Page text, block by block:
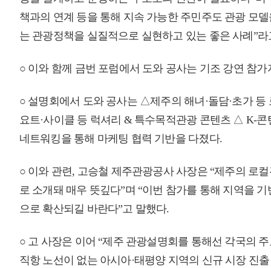
개인정보처리방침 영상정보처리기기 운영관리방침 이메일무단수집거부
제주관광공사 사장 : 고승철 / 사업자등록번호 : 616-82-21432 / 개인정보보호
COPYRIGHT ⓒ JEJU TOURISM ORGANIZATION. ALL RIGHTS